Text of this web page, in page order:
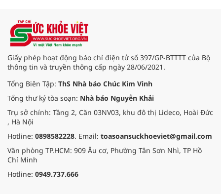
Giấy phép hoạt động báo chí điện tử số 397/GP-BTTTT của Bộ
thông tin và truyền thông cấp ngày 28/06/2021.
Tổng Biên Tập: ThS Nhà báo Chúc Kim Vinh
Tổng thư ký tòa soạn: Nhà báo Nguyễn Khải
Trụ sở chính: Tầng 2, Căn 03NV03, khu đô thị Lideco, Hoài Đức
, Hà Nội
Hotline: 0898582228. Email: toasoansuckhoeviet@gmail.com
Văn phòng TP.HCM: 909 Âu cơ, Phường Tân Sơn Nhì, TP Hồ
Chí Minh
Hotline: 0949.737.666